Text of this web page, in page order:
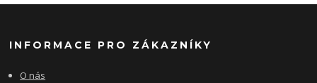
INFORMACE PRO ZÁKAZNÍKY
O nás